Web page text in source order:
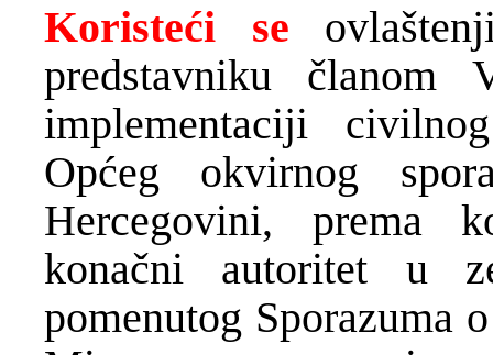
Koristeći se
predstavniku
implementaciji
Općeg okvirnog
Hercegovini, prema
konačni autoritet u
pomenutog Sporazuma